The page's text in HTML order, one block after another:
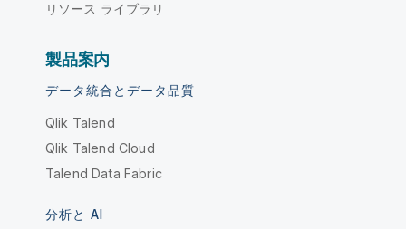
リソース ライブラリ
製品案内
データ統合とデータ品質
Qlik Talend
Qlik Talend Cloud
Talend Data Fabric
分析と AI